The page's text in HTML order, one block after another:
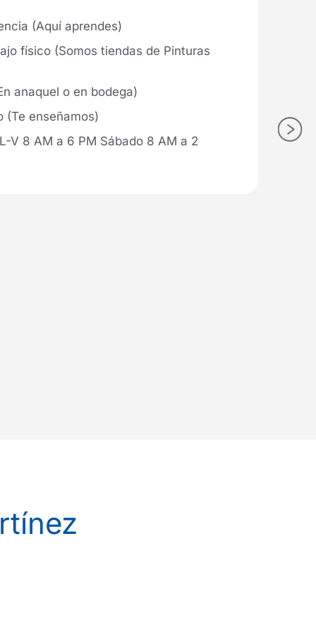
(Aquí aprendes)
físico (Somos tiendas de Pinturas
anaquel o en bodega)
(Te enseñamos)
V 8 AM a 6 PM Sábado 8 AM a 2